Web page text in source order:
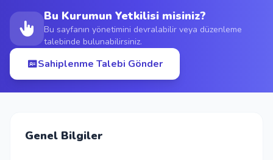
Duyurular
S.S.S.
Blog
Bu Kurumun Yetkilisi misiniz?
Bu sayfanın yönetimini devralabilir veya düzenleme
talebinde bulunabilirsiniz.
Sahiplenme Talebi Gönder
Genel Bilgiler